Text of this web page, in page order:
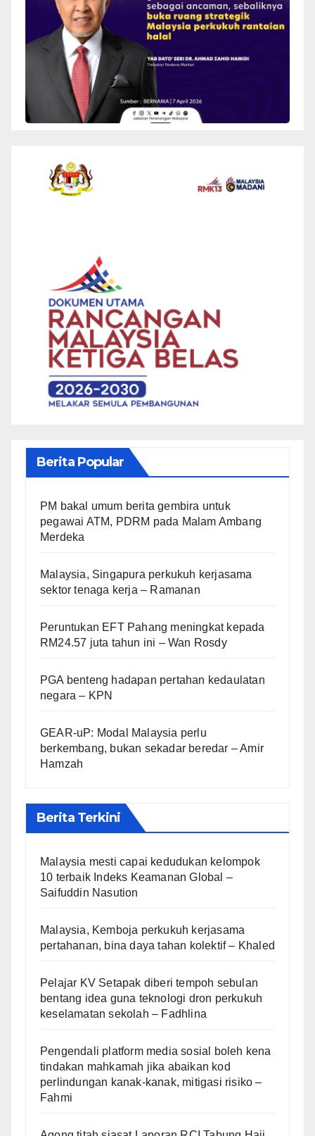
Berita Popular
PM bakal umum berita gembira untuk
pegawai ATM, PDRM pada Malam Ambang
Merdeka
Malaysia, Singapura perkukuh kerjasama
sektor tenaga kerja – Ramanan
Peruntukan EFT Pahang meningkat kepada
RM24.57 juta tahun ini – Wan Rosdy
PGA benteng hadapan pertahan kedaulatan
negara – KPN
GEAR-uP: Modal Malaysia perlu
berkembang, bukan sekadar beredar – Amir
Hamzah
Berita Terkini
Malaysia mesti capai kedudukan kelompok
10 terbaik Indeks Keamanan Global –
Saifuddin Nasution
Malaysia, Kemboja perkukuh kerjasama
pertahanan, bina daya tahan kolektif – Khaled
Pelajar KV Setapak diberi tempoh sebulan
bentang idea guna teknologi dron perkukuh
keselamatan sekolah – Fadhlina
Pengendali platform media sosial boleh kena
tindakan mahkamah jika abaikan kod
perlindungan kanak-kanak, mitigasi risiko –
Fahmi